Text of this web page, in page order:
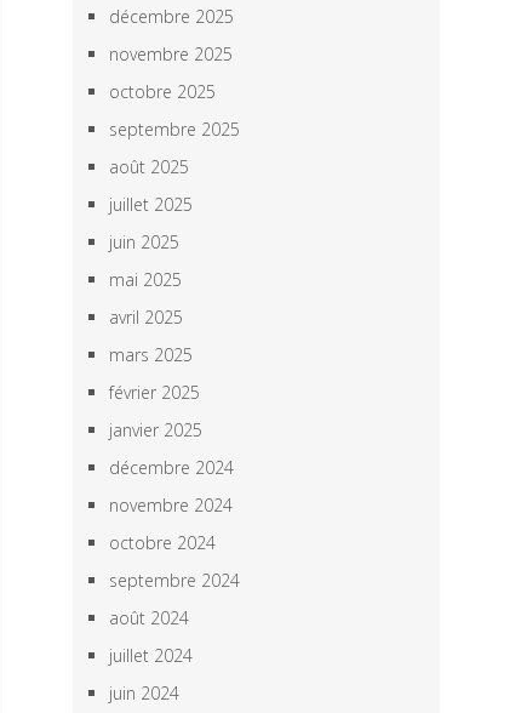
décembre 2025
novembre 2025
octobre 2025
septembre 2025
août 2025
juillet 2025
juin 2025
mai 2025
avril 2025
mars 2025
février 2025
janvier 2025
décembre 2024
novembre 2024
octobre 2024
septembre 2024
août 2024
juillet 2024
juin 2024